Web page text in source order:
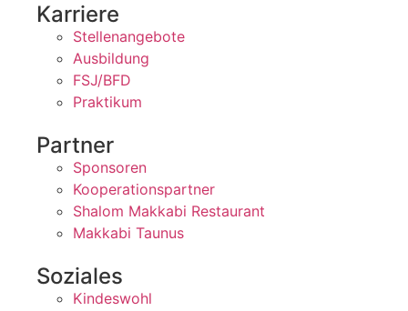
Karriere
Stellenangebote
Ausbildung
FSJ/BFD
Praktikum
Partner
Sponsoren
Kooperationspartner
Shalom Makkabi Restaurant
Makkabi Taunus
Soziales
Kindeswohl